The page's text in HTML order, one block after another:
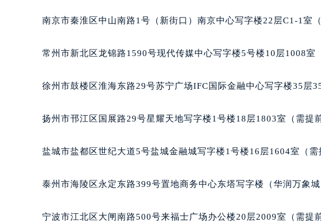
沈阳市沈河区中街路83号亨得利名表服务中心（品
温州市鹿城区锦绣路1067号置信广场10层1015室
大连市中山区人民路15号国际金融大厦7层G室（
东莞市东城街道鸿福东路1号民盈国贸中心T1写字
南通市崇川区工农路57号圆融广场写字楼16层1603
武汉市江汉区解放大道686号世界贸易大厦38层09
合肥市蜀山区潜山路111号万象城华润大厦B座12楼
南京市秦淮区中山南路1号（新街口）南京中心写字楼22层C1-1室（
常州市新北区龙锦路1590号现代传媒中心写字楼5号楼10层1008室
徐州市鼓楼区淮海东路29号苏宁广场IFC国际金融中心写字楼35层
扬州市邗江区国展路29号星耀天地写字楼1号楼18层1803室（需提
盐城市盐都区世纪大道5号盐城金融城写字楼1号楼16层1604室（需
泰州市海陵区永定东路399号置地商务中心东塔写字楼（华润万象
宁波市江北区大闸南路500号来福士广场办公楼20层2009室（需提